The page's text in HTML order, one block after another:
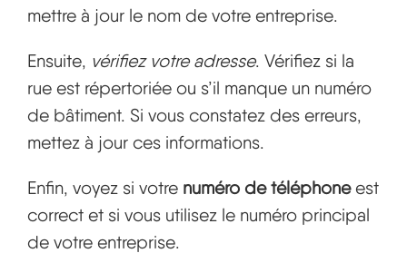
mettre à jour le nom de votre entreprise.
Ensuite, vérifiez votre adresse. Vérifiez si la
rue est répertoriée ou s’il manque un numéro
de bâtiment. Si vous constatez des erreurs,
mettez à jour ces informations.
Enfin, voyez si votre numéro de téléphoneest
correct et si vous utilisez le numéro principal
de votre entreprise.